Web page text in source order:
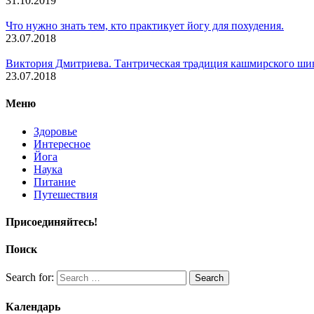
Что нужно знать тем, кто практикует йогу для похудения.
23.07.2018
Виктория Дмитриева. Тантрическая традиция кашмирского
23.07.2018
Меню
Здоровье
Интересное
Йога
Наука
Питание
Путешествия
Присоединяйтесь!
Поиск
Search for: Search
Календарь